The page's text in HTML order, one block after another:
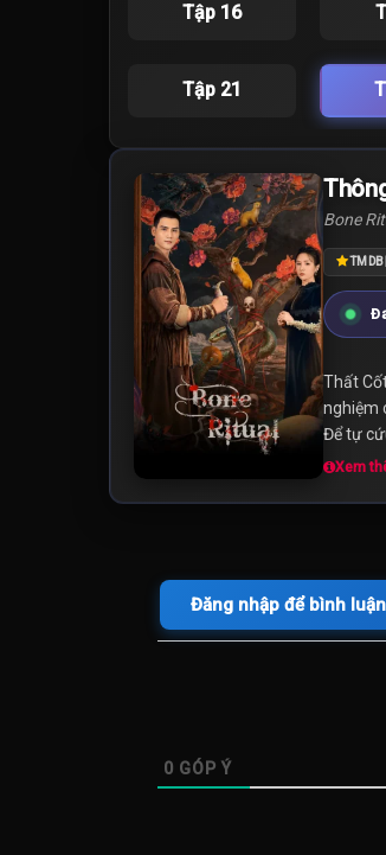
Tập 16
Tập 21
Bone
TMDB
Thất
nghiệm
Để tự
Xem
Đăng nhập để bình luận
0 GÓP Ý